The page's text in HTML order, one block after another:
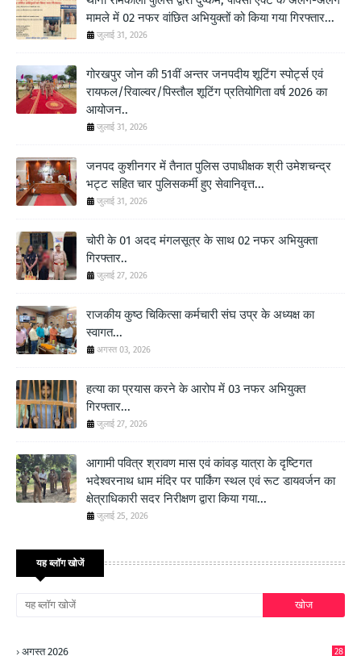
मामले में 02 नफर वांछित अभियुक्तों को किया गया गिरफ्तार...
जुलाई 31, 2026
गोरखपुर जोन की 51वीं अन्तर जनपदीय शूटिंग स्पोर्ट्स एवं
रायफल/रिवाल्वर/पिस्तौल शूटिंग प्रतियोगिता वर्ष 2026 का
आयोजन..
जुलाई 31, 2026
जनपद कुशीनगर में तैनात पुलिस उपाधीक्षक श्री उमेशचन्द्र
भट्ट सहित चार पुलिसकर्मी हुए सेवानिवृत्त...
जुलाई 31, 2026
चोरी के 01 अदद मंगलसूत्र के साथ 02 नफर अभियुक्ता
गिरफ्तार..
जुलाई 27, 2026
राजकीय कुष्ठ चिकित्सा कर्मचारी संघ उप्र के अध्यक्ष का
स्वागत...
अगस्त 03, 2026
हत्या का प्रयास करने के आरोप में 03 नफर अभियुक्त
गिरफ्तार...
जुलाई 27, 2026
आगामी पवित्र श्रावण मास एवं कांवड़ यात्रा के दृष्टिगत
भदेश्वरनाथ धाम मंदिर पर पार्किंग स्थल एवं रूट डायवर्जन का
क्षेत्राधिकारी सदर निरीक्षण द्वारा किया गया...
जुलाई 25, 2026
यह ब्लॉग खोजें
अगस्त 2026 28